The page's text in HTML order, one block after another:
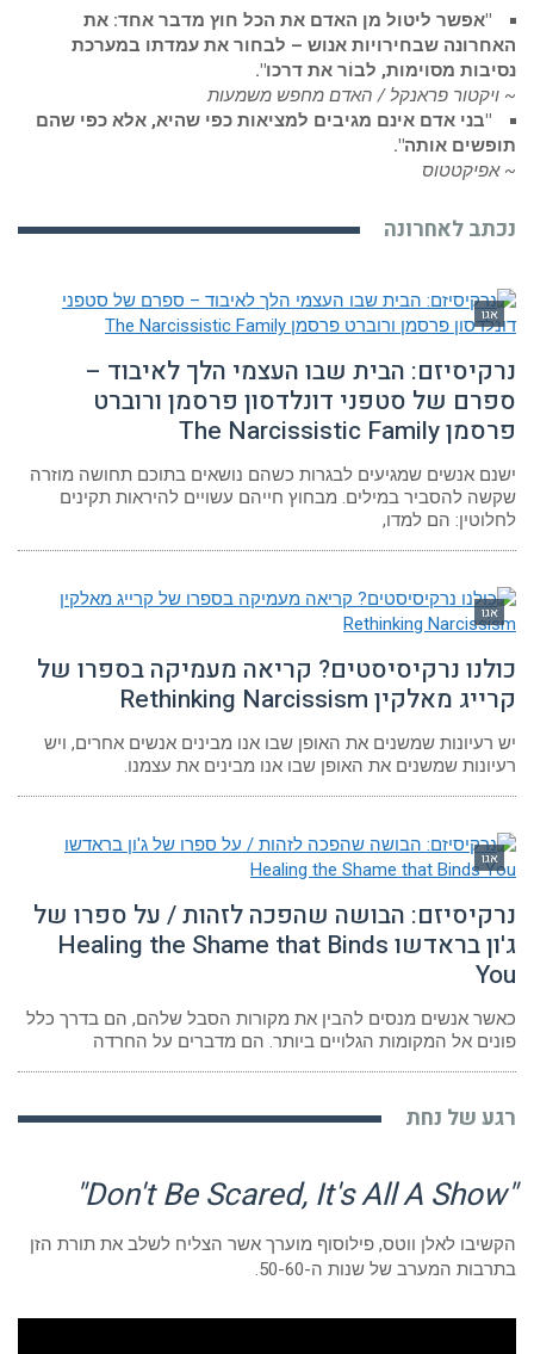
"אפשר ליטול מן האדם את הכל חוץ מדבר אחד: את
האחרונה שבחירויות אנוש – לבחור את עמדתו במערכת
נסיבות מסוימות, לבוֹר את דרכו".
~ ויקטור פראנקל / האדם מחפש משמעות
"בני אדם אינם מגיבים למציאות כפי שהיא, אלא כפי שהם
תופשים אותה".
~ אפיקטטוס
נכתב לאחרונה
אגו
נרקיסיזם: הבית שבו העצמי הלך לאיבוד –
ספרם של סטפני דונלדסון פרסמן ורוברט
פרסמן The Narcissistic Family
ישנם אנשים שמגיעים לבגרות כשהם נושאים בתוכם תחושה מוזרה
שקשה להסביר במילים. מבחוץ חייהם עשויים להיראות תקינים
לחלוטין: הם למדו,
אגו
כולנו נרקיסיסטים? קריאה מעמיקה בספרו של
קרייג מאלקין Rethinking Narcissism
יש רעיונות שמשנים את האופן שבו אנו מבינים אנשים אחרים, ויש
רעיונות שמשנים את האופן שבו אנו מבינים את עצמנו.
אגו
נרקיסיזם: הבושה שהפכה לזהות / על ספרו של
ג'ון בראדשו Healing the Shame that Binds
You
כאשר אנשים מנסים להבין את מקורות הסבל שלהם, הם בדרך כלל
פונים אל המקומות הגלויים ביותר. הם מדברים על החרדה
רגע של נחת
הקשיבו לאלן ווטס, פילוסוף מוערך אשר הצליח לשלב את תורת הזן
בתרבות המערב של שנות ה-50-60.